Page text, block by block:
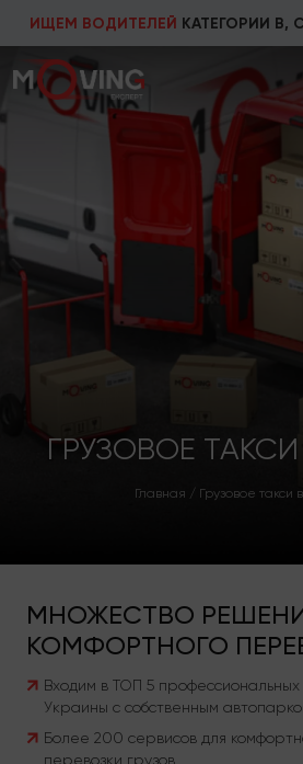
ИЩЕМ ВОДИТЕЛЕЙ КАТЕГОРИИ В,
ГРУЗОВОЕ
Главная / Грузовое такси
МНОЖЕСТВО
КОМФОРТНОГО
Входим в ТОП 5 профессиональных
Украины с собственным
Более 200 сервисов для
перевозки грузов